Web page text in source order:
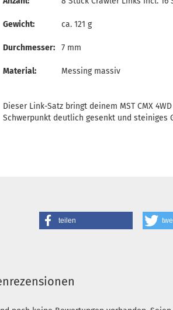
Gewicht: ca. 121 g
Durchmesser: 7 mm
Material: Messing massiv
Dieser Link-Satz bringt deinem MST CMX
Schwerpunkt deutlich gesenkt und steiniges
teilen